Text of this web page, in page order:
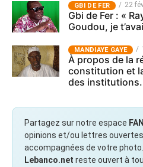
GBI DE FER 22
Gbi de Fer : «
Goudou, je
MANDIAYE GAYE
À propos de la
constitution et
des institutions.
Partagez sur notre espace
opinions et/ou lettres
accompagnées de votre photo.
Lebanco.net reste ouvert à